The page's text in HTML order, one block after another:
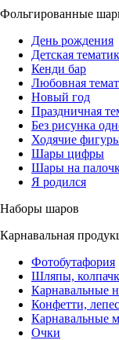
Фольгированные
День рождения
Детская
Кенди бар
Любовная
Новый год
Праздничная
Без рисунка
Ходячие
Шары цифры
Шары на
Я родился
Наборы шаров
Карнавальная
Фотобутафория
Шляпы,
Карнавальные
Конфетти,
Карнавальные
Очки